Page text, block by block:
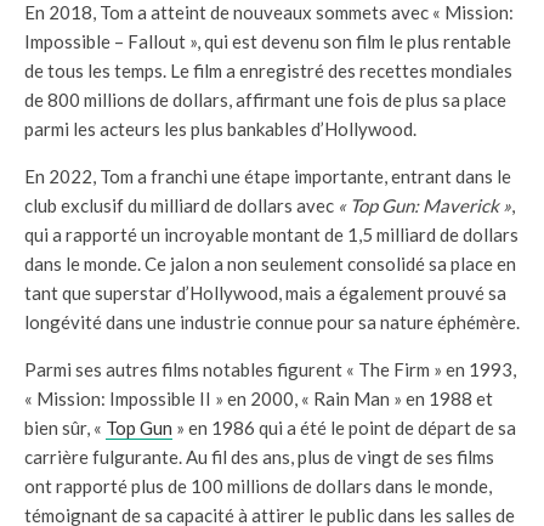
En 2018, Tom a atteint de nouveaux sommets avec « Mission:
Impossible – Fallout », qui est devenu son film le plus rentable
de tous les temps. Le film a enregistré des recettes mondiales
de 800 millions de dollars, affirmant une fois de plus sa place
parmi les acteurs les plus bankables d’Hollywood.
En 2022, Tom a franchi une étape importante, entrant dans le
club exclusif du milliard de dollars avec « Top Gun: Maverick »,
qui a rapporté un incroyable montant de 1,5 milliard de dollars
dans le monde. Ce jalon a non seulement consolidé sa place en
tant que superstar d’Hollywood, mais a également prouvé sa
longévité dans une industrie connue pour sa nature éphémère.
Parmi ses autres films notables figurent « The Firm » en 1993,
« Mission: Impossible II » en 2000, « Rain Man » en 1988 et
bien sûr, « Top Gun » en 1986 qui a été le point de départ de sa
carrière fulgurante. Au fil des ans, plus de vingt de ses films
ont rapporté plus de 100 millions de dollars dans le monde,
témoignant de sa capacité à attirer le public dans les salles de